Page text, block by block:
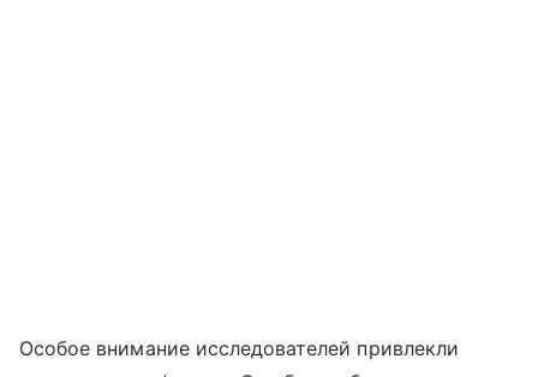
Особое внимание исследователей привлекли